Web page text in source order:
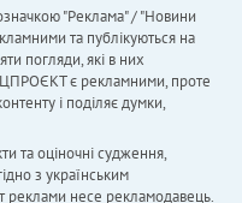
"Реклама" / "Новини
та публікуються на
погляди, які в них
є рекламними, проте
і поділяє думки,
та оціночні судження,
з українським
реклами несе рекламодавець.